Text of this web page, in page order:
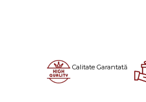
Calitate Garantată